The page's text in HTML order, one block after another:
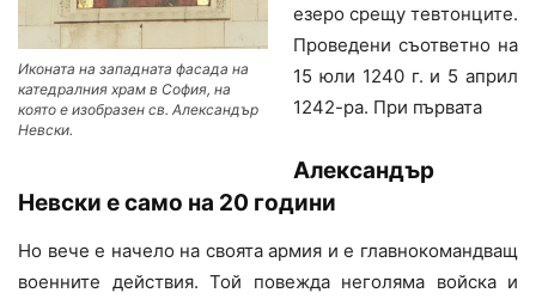
Иконата на западната фасада на
катедралния храм в София, на
която е изобразен св. Александър
Невски.
езеро срещу тевтонците.
Проведени съответно на
15 юли 1240 г. и 5 април
1242-ра. При първата
Александър
Невски е само на 20 години
Но вече е начело на своята армия и е главнокомандващ
военните действия. Той повежда неголяма войска и